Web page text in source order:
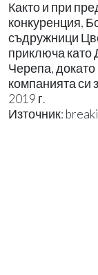
Както и при
конкуренция,
съдружници
приключа като
Черепа, докато
компанията си
2019 г.
Източник: